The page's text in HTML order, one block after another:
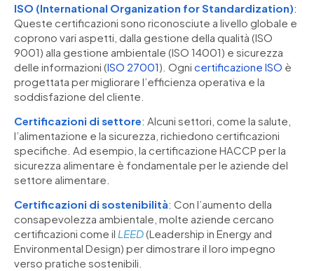
ISO (International Organization for Standardization):
Queste certificazioni sono riconosciute a livello globale e
coprono vari aspetti, dalla gestione della qualità (ISO
9001) alla gestione ambientale (ISO 14001) e sicurezza
delle informazioni (ISO 27001). Ogni certificazione ISO è
progettata per migliorare l’efficienza operativa e la
soddisfazione del cliente.
Certificazioni di settore: Alcuni settori, come la salute,
l’alimentazione e la sicurezza, richiedono certificazioni
specifiche. Ad esempio, la certificazione HACCP per la
sicurezza alimentare è fondamentale per le aziende del
settore alimentare.
Certificazioni di sostenibilità: Con l’aumento della
consapevolezza ambientale, molte aziende cercano
certificazioni come il LEED(Leadership in Energy and
Environmental Design) per dimostrare il loro impegno
verso pratiche sostenibili.